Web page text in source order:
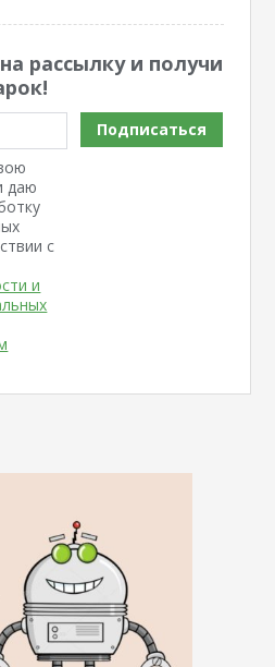
рассылку и получи
даю
с
и
Подписаться